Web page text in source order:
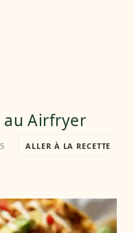
au Airfryer
ALLER À LA RECETTE